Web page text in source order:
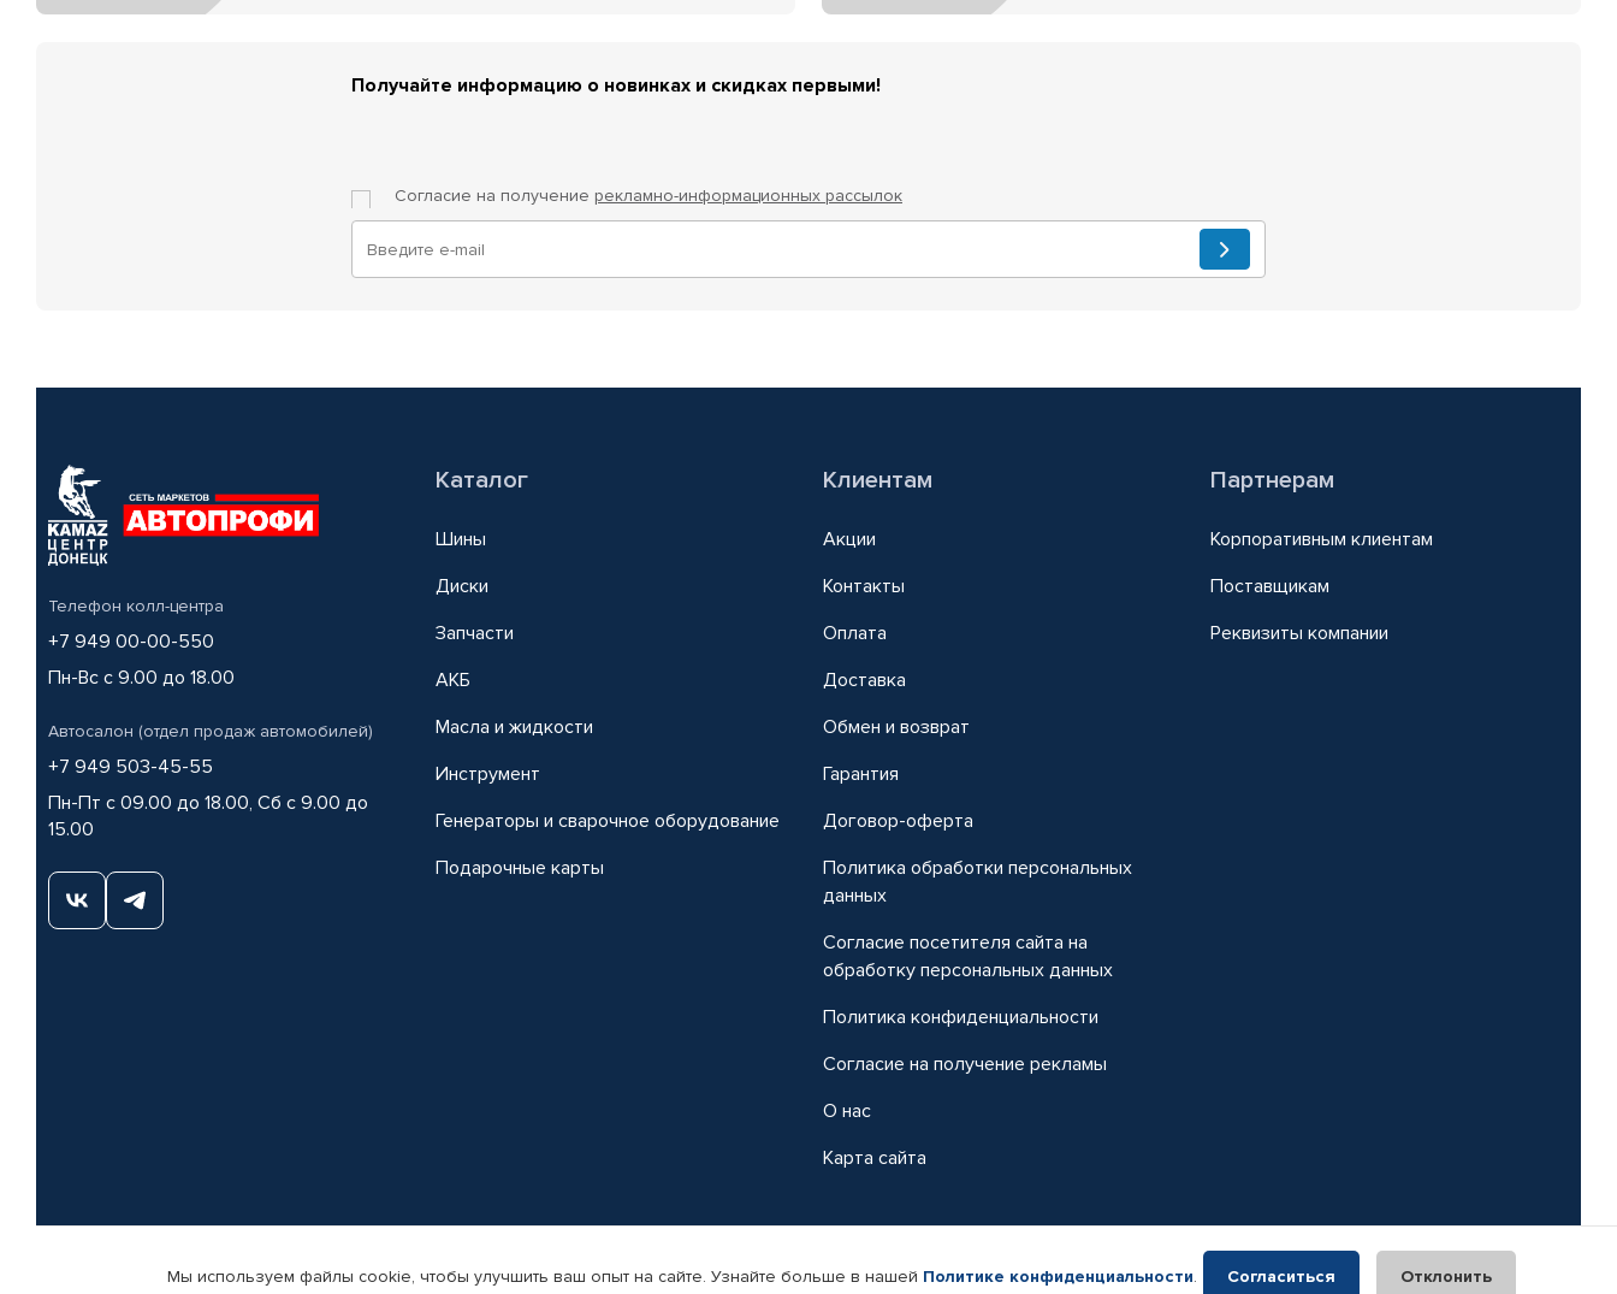
Получайте информацию о новинках и скидках первыми!
Согласие на получение рекламно-информационных рассылок
Телефон колл-центра
+7 949 00-00-550
Пн-Вс с 9.00 до 18.00
Автосалон (отдел продаж автомобилей)
+7 949 503-45-55
Пн-Пт с 09.00 до 18.00, Сб с 9.00 до
15.00
Каталог
Шины
Диски
Запчасти
АКБ
Масла и жидкости
Инструмент
Генераторы и сварочное оборудование
Подарочные карты
Клиентам
Акции
Контакты
Оплата
Доставка
Обмен и возврат
Гарантия
Договор-оферта
Политика обработки персональных
данных
Согласие посетителя сайта на
обработку персональных данных
Политика конфиденциальности
Согласие на получение рекламы
О нас
Карта сайта
Партнерам
Корпоративным клиентам
Поставщикам
Реквизиты компании
© КАМАЗ ЦЕНТР ДОНЕЦК, 2015-2026. Все права защищены. Интернет-магазин автомобильных товаров Автопрофи.
Мы используем файлы cookie, чтобы улучшить ваш опыт на сайте. Узнайте больше в нашей Политике конфиденциальности. Согласиться Отклонить